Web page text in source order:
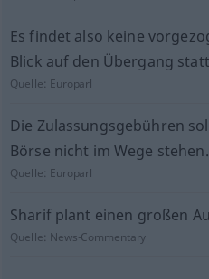
Es findet also keine
Blick auf den Übergang
Quelle: Europarl
Die Zulassungsgebühren
Börse nicht im Wege stehen.
Quelle: Europarl
Sharif plant einen großen
Quelle: News-Commentary